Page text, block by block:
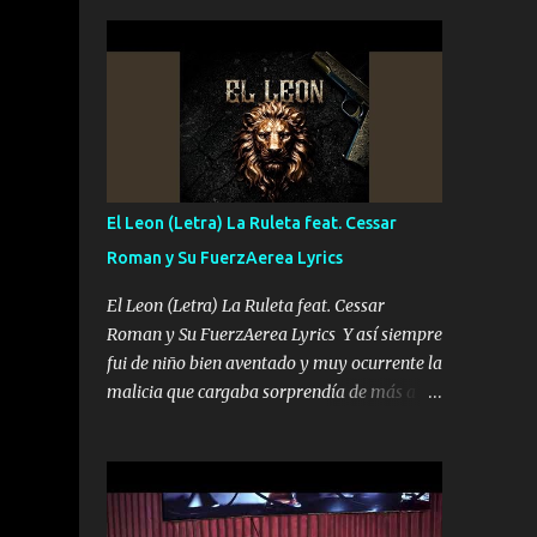
conciertos más que llenar Se mueven solo
por el interés P...
inteligente junto con su hermano el TRES
blindado el Estado tiene andan ESPERANDO
al UNO QUE PRONTO ESTARÁ PRESENTE
Que no falten las bucanas ni tampoco las
mujeres porque es platica de grandes por eso
hay que estar alegres doy las instrucciones
para atender los deberes Música Si es que
salta algún problema de confianza tengo
gente ahí está el Hombre Cuarenta y
también Pariente 7 arreglan cualquier
problema no más es cuestión que ordené
NOS HACE FALTA UN HERMANO DE CLAVE
SIEMPRE VIO POR LA FAMILIA PARA QUE
SIGA EL LEGADO Es el DOS de los
HERMANOS un cerebro inteligente y com...
El Leon (Letra) La Ruleta feat. Cessar
Roman y Su FuerzAerea Lyrics
El Leon (Letra) La Ruleta feat. Cessar
Roman y Su FuerzAerea Lyrics Y así siempre
fui de niño bien aventado y muy ocurrente la
malicia que cargaba sorprendía de más a la
Tranquilo me la navego ando en lo mío sin